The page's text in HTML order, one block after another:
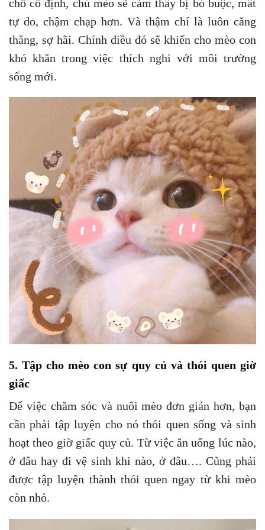
chỗ cố định, chú mèo sẽ cảm thấy bị bó buộc, mất
tự do, chậm chạp hơn. Và thậm chí là luôn căng
thẳng, sợ hãi. Chính điều đó sẽ khiến cho mèo con
khó khăn trong việc thích nghi với môi trường
sống mới.
5. Tập cho mèo con sự quy củ và thói quen giờ
giấc
Để việc chăm sóc và nuôi mèo đơn giản hơn, bạn
cần phải tập luyện cho nó thói quen sống và sinh
hoạt theo giờ giấc quy củ. Từ việc ăn uống lúc nào,
ở đâu hay đi vệ sinh khi nào, ở đâu…. Cũng phải
được tập luyện thành thói quen ngay từ khi mèo
còn nhỏ.